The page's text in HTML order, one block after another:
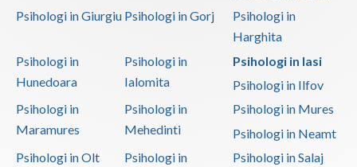
Psihologi in Giurgiu Psihologi in Gorj
Psihologi in
Harghita
Psihologi in
Hunedoara
Psihologi in
Ialomita
Psihologi in Iasi
Psihologi in Ilfov
Psihologi in
Maramures
Psihologi in
Mehedinti
Psihologi in Mures
Psihologi in Neamt
Psihologi in Olt
Psihologi in
Psihologi in Salaj